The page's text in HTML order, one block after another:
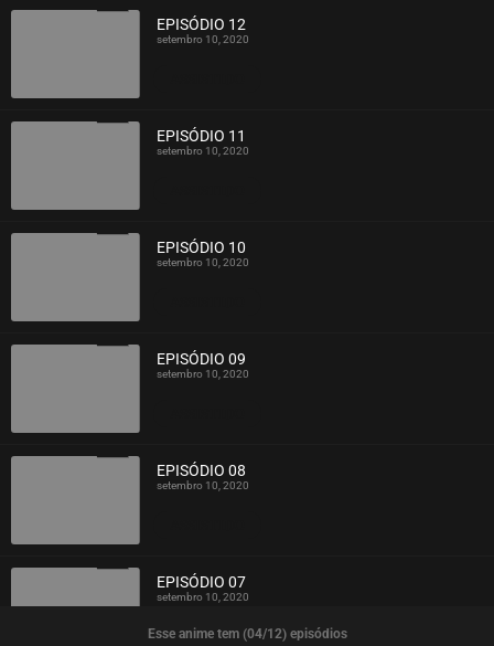
EPISÓDIO 12
setembro 10, 2020
EPISÓDIO 11
setembro 10, 2020
EPISÓDIO 10
setembro 10, 2020
EPISÓDIO 09
setembro 10, 2020
EPISÓDIO 08
setembro 10, 2020
ASSISTIDO
EPISÓDIO 07
setembro 10, 2020
Esse anime tem (04/12) episódios